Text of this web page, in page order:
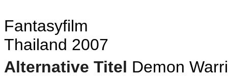
Fantasyfilm
Thailand 2007
Alternative Titel Demon